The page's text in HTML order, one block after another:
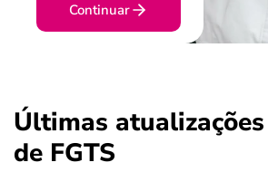
Continuar
Últimas atualizações
de FGTS